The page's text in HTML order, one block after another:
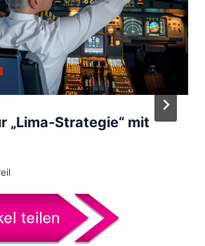
„Lima-Strategie“ mit